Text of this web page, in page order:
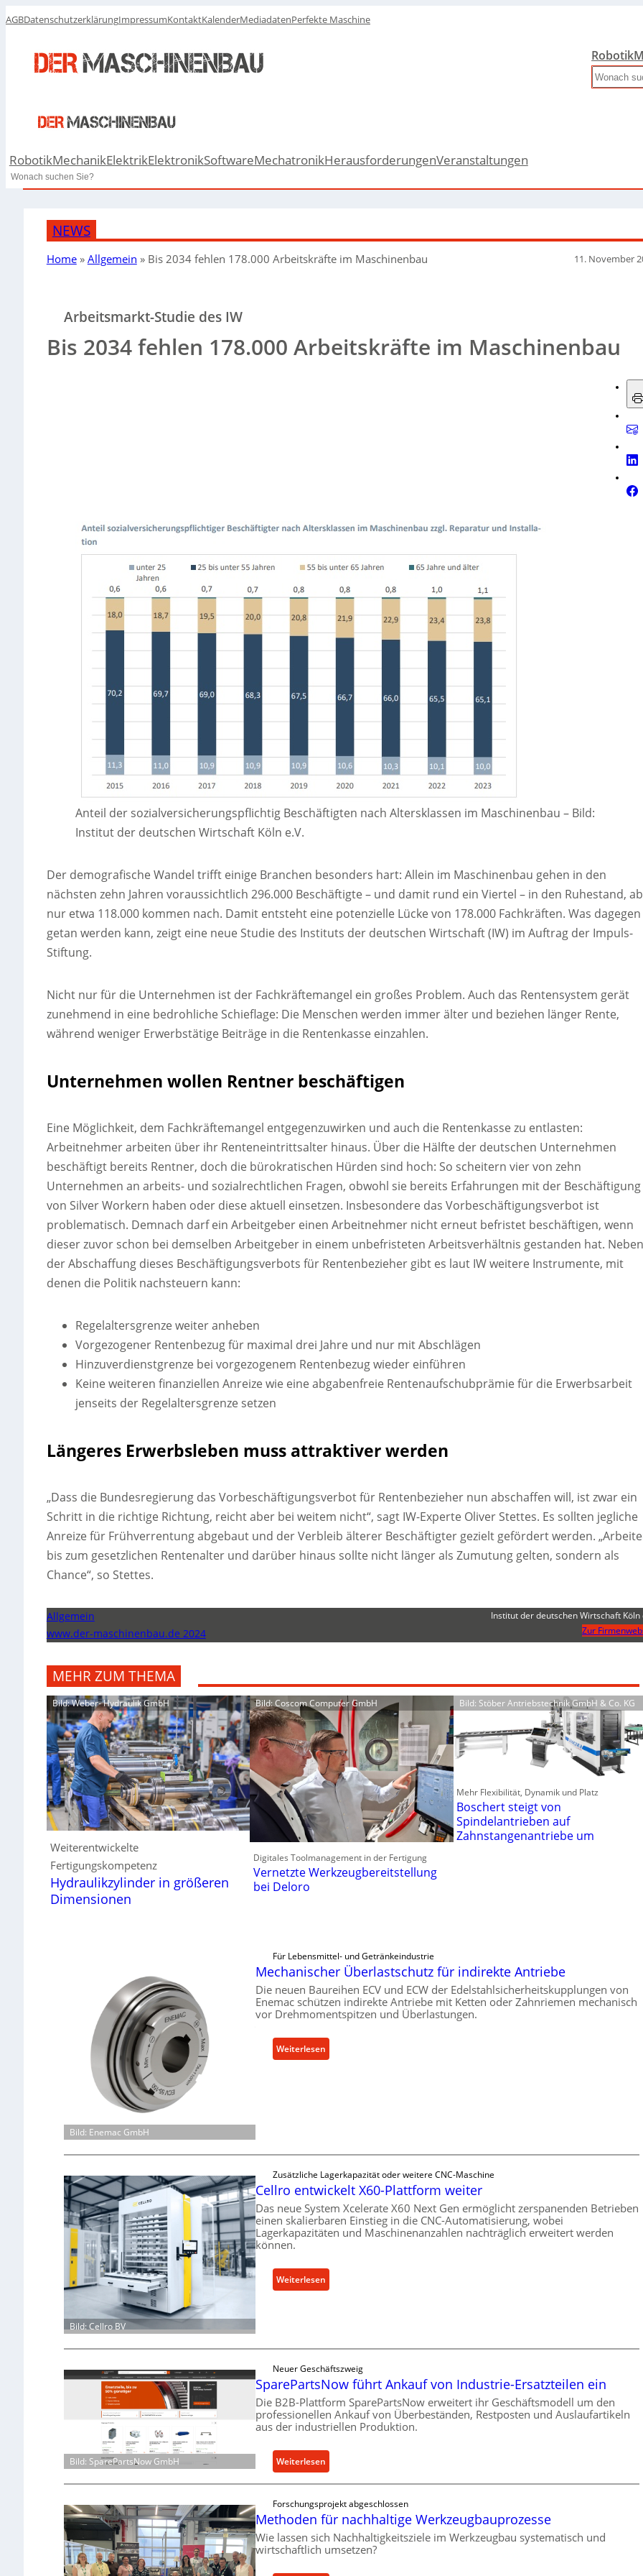
AGBDatenschutzerklärungImpressumKontaktKalenderMediadatenPerfekte Maschine
Robotik
Search
RobotikMechanikElektrikElektronikSoftwareMechatronikHerausforderungenVeranstaltungen
Search
NEWS
Home» Allgemein » Bis 2034 fehlen 178.000 Arbeitskräfte im Maschinenbau 11. November
Arbeitsmarkt-Studie des IW
Bis 2034 fehlen 178.000 Arbeitskräfte im Maschinenbau
Anteil der sozialversicherungspflichtig Beschäftigten nach Altersklassen im Maschinenbau – Bild:
Institut der deutschen Wirtschaft Köln e.V.
Der demografische Wandel trifft einige Branchen besonders hart: Allein im Maschinenbau gehen in den
nächsten zehn Jahren voraussichtlich 296.000 Beschäftigte – und damit rund ein Viertel – in den Ruhestand,
nur etwa 118.000 kommen nach. Damit entsteht eine potenzielle Lücke von 178.000 Fachkräften. Was dagegen
getan werden kann, zeigt eine neue Studie des Instituts der deutschen Wirtschaft (IW) im Auftrag der Impuls-
Stiftung.
Nicht nur für die Unternehmen ist der Fachkräftemangel ein großes Problem. Auch das Rentensystem gerät
zunehmend in eine bedrohliche Schieflage: Die Menschen werden immer älter und beziehen länger Rente,
während weniger Erwerbstätige Beiträge in die Rentenkasse einzahlen.
Unternehmen wollen Rentner beschäftigen
Eine Möglichkeit, dem Fachkräftemangel entgegenzuwirken und auch die Rentenkasse zu entlasten:
Arbeitnehmer arbeiten über ihr Renteneintrittsalter hinaus. Über die Hälfte der deutschen Unternehmen
beschäftigt bereits Rentner, doch die bürokratischen Hürden sind hoch: So scheitern vier von zehn
Unternehmen an arbeits- und sozialrechtlichen Fragen, obwohl sie bereits Erfahrungen mit der Beschäftigung
von Silver Workern haben oder diese aktuell einsetzen. Insbesondere das Vorbeschäftigungsverbot ist
problematisch. Demnach darf ein Arbeitgeber einen Arbeitnehmer nicht erneut befristet beschäftigen, wenn
dieser zuvor schon bei demselben Arbeitgeber in einem unbefristeten Arbeitsverhältnis gestanden hat. Neben
der Abschaffung dieses Beschäftigungsverbots für Rentenbezieher gibt es laut IW weitere Instrumente, mit
denen die Politik nachsteuern kann:
Regelaltersgrenze weiter anheben
Vorgezogener Rentenbezug für maximal drei Jahre und nur mit Abschlägen
Hinzuverdienstgrenze bei vorgezogenem Rentenbezug wieder einführen
Keine weiteren finanziellen Anreize wie eine abgabenfreie Rentenaufschubprämie für die Erwerbsarbeit
jenseits der Regelaltersgrenze setzen
Längeres Erwerbsleben muss attraktiver werden
„Dass die Bundesregierung das Vorbeschäftigungsverbot für Rentenbezieher nun abschaffen will, ist zwar ein
Schritt in die richtige Richtung, reicht aber bei weitem nicht“, sagt IW-Experte Oliver Stettes. Es sollten jegliche
Anreize für Frühverrentung abgebaut und der Verbleib älterer Beschäftigter gezielt gefördert werden.
bis zum gesetzlichen Rentenalter und darüber hinaus sollte nicht länger als Zumutung gelten, sondern als
Chance“, so Stettes.
Allgemein
www.der-maschinenbau.de 2024
Institut der deutschen Wirtschaft Köln
Zur
MEHR ZUM THEMA
Bild: Weber- Hydraulik GmbH
Weiterentwickelte
Fertigungskompetenz
Hydraulikzylinder in größeren
Dimensionen
Bild: Coscom Computer GmbH
Digitales Toolmanagement in der Fertigung
Vernetzte Werkzeugbereitstellung
bei Deloro
Bild: Stöber Antriebstechnik GmbH & Co. KG
Mehr Flexibilität, Dynamik und Platz
Boschert steigt von
Spindelantrieben auf
Zahnstangenantriebe um
Bild: Enemac GmbH
Für Lebensmittel- und Getränkeindustrie
Mechanischer Überlastschutz für indirekte Antriebe
Die neuen Baureihen ECV und ECW der Edelstahlsicherheitskupplungen von
Enemac schützen indirekte Antriebe mit Ketten oder Zahnriemen mechanisch
vor Drehmomentspitzen und Überlastungen.
Weiterlesen
M
i
c
h
e
r
e
r
t
s
c
h
u
t
ü
r
i
n
d
i
Bild: Cellro BV
Zusätzliche Lagerkapazität oder weitere CNC-Maschine
Cellro entwickelt X60-Plattform weiter
Das neue System Xcelerate X60 Next Gen ermöglicht zerspanenden Betrieben
einen skalierbaren Einstieg in die CNC-Automatisierung, wobei
Lagerkapazitäten und Maschinenanzahlen nachträglich erweitert werden
können.
Weiterlesen
C
o
e
n
t
w
k
l
t
X
6
Bild: SparePartsNow GmbH
Neuer Geschäftszweig
SparePartsNow führt Ankauf von Industrie-Ersatzteilen ein
Die B2B-Plattform SparePartsNow erweitert ihr Geschäftsmodell um den
professionellen Ankauf von Überbeständen, Restposten und Auslaufartikeln
aus der industriellen Produktion.
Weiterlesen
S
a
r
e
P
Forschungsprojekt abgeschlossen
Methoden für nachhaltige Werkzeugbauprozesse
Wie lassen sich Nachhaltigkeitsziele im Werkzeugbau systematisch und
wirtschaftlich umsetzen?